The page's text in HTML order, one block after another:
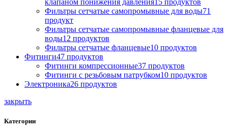
Фильтры сетчатые самопромывные для воды71
продукт
Фильтры сетчатые самопромывные фланцевые для
воды12 продуктов
Фильтры сетчатые фланцевые10 продуктов
Фитинги47 продуктов
Фитинги компрессионные37 продуктов
Фитинги с резьбовым патрубком10 продуктов
Электроника26 продуктов
закрыть
Категории